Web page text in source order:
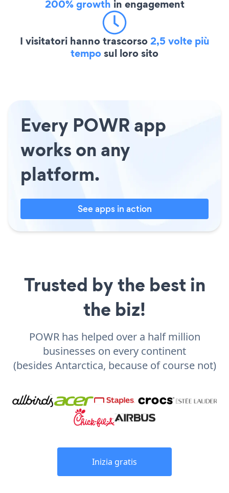
200% growth in engagement
I visitatori hanno trascorso2,5 volte più
temposul loro sito
Every POWR app
works on any
platform.
See apps in action
Trusted by the best in
the biz!
POWR has helped over a half million
businesses on every continent
(besides Antarctica, because of course not)
Inizia gratis